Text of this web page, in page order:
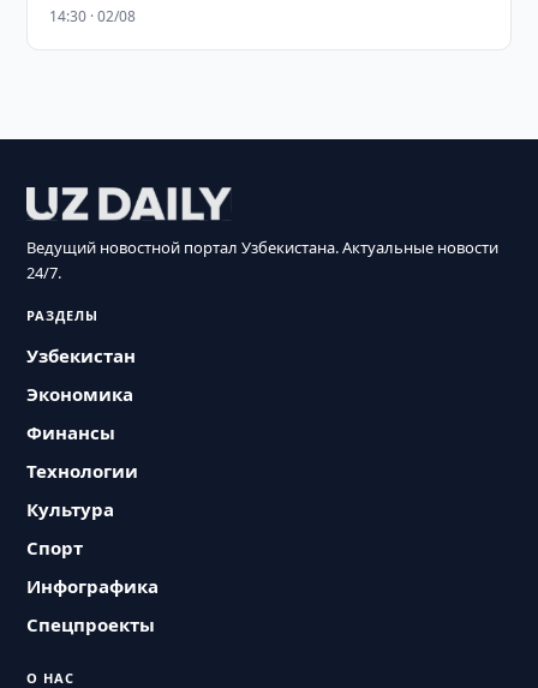
14:30 · 02/08
Ведущий новостной портал Узбекистана. Актуальные новости
24/7.
РАЗДЕЛЫ
Узбекистан
Экономика
Финансы
Технологии
Культура
Спорт
Инфографика
Спецпроекты
О НАС